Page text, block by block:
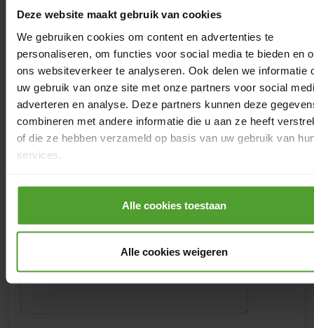
Deze website maakt gebruik van cookies
We gebruiken cookies om content en advertenties te
personaliseren, om functies voor social media te bieden en
ons websiteverkeer te analyseren. Ook delen we informatie
uw gebruik van onze site met onze partners voor social
adverteren en analyse. Deze partners kunnen deze
combineren met andere informatie die u aan ze heeft
of die ze hebben verzameld op basis van uw gebruik van
services.
Door op de knop “Alle cookies weigeren” te klikken, kunt u
ervoor kiezen om alle cookies te weigeren, behalve de
noodzakelijke cookies. De noodzakelijke cookies zijn nodig
kunnen niet worden geweigerd.
Alle cookies toestaan
Alle cookies weigeren
Straatnaam *
Postcode Gemeente
Heb je interesse in
Geef hier zo veel mogelijk informatie over
energiebehoeften en al je vragen.